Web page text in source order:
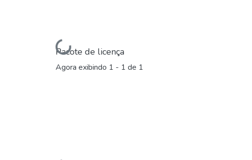
Carregando...
Pacote de licença
Agora exibindo 1 - 1 de 1